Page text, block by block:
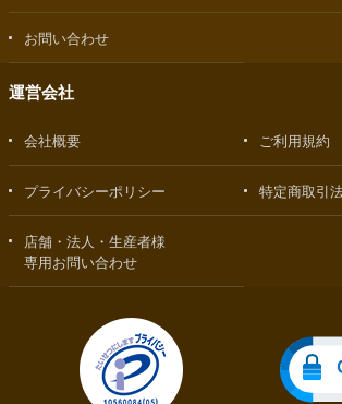
お問い合わせ
運営会社
会社概要 ご利用規約
プライバシーポリシー 特定商取引
店舗・法人・生産者様
専用お問い合わせ